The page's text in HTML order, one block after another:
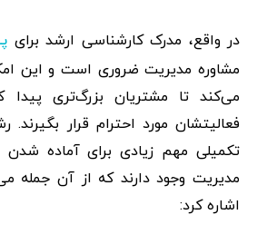
در واقع، مدرک کارشناسی ارشد برای
مشاوره مدیریت ضروری است و این
می‌کند تا مشتریان بزرگ‌تری
فعالیتشان مورد احترام قرار
تکمیلی مهم زیادی برای آماده شدن
مدیریت وجود دارند که از آن جمله
اشاره کرد: